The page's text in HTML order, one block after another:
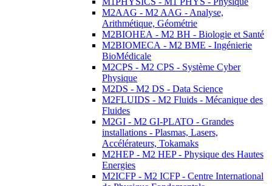
M2AAG - M2 AAG - Analyse,
Arithmétique, Géométrie
M2BIOHEA - M2 BH - Biologie et Santé
M2BIOMECA - M2 BME - Ingénierie
BioMédicale
M2CPS - M2 CPS - Système Cyber
Physique
M2DS - M2 DS - Data Science
M2FLUIDS - M2 Fluids - Mécanique des
Fluides
M2GI - M2 GI-PLATO - Grandes
installations - Plasmas, Lasers,
Accélérateurs, Tokamaks
M2HEP - M2 HEP - Physique des Hautes
Energies
M2ICFP - M2 ICFP - Centre International